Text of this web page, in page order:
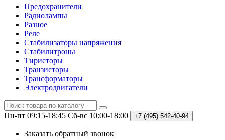
Предохранители
Радиолампы
Разное
Реле
Стабилизаторы напряжения
Стабилитроны
Тиристоры
Транзисторы
Трансформаторы
Электродвигатели
Пн-пт 09:15-18:45 Сб-вс 10:00-18:00 +7 (495) 542-40-94
Заказать обратный звонок